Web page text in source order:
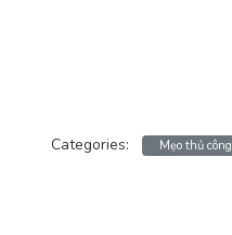
Categories: Mẹo thủ công